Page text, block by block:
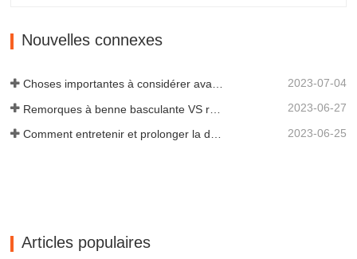
scientifiques et une équipe…
Nouvelles connexes
Choses importantes à considérer avant d'acheter une remorque à benne basculante 2023-07-04
2023-06-27
2023-06-25
Articles populaires